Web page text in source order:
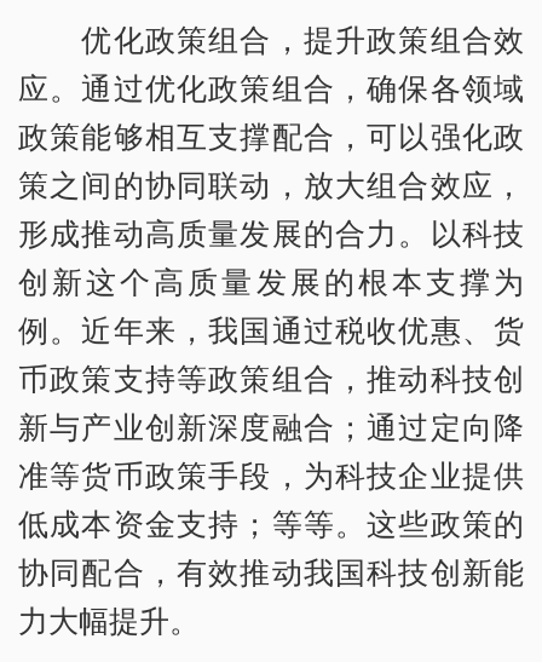
优化政策组合，提升政策组合效
应。通过优化政策组合，确保各领域
政策能够相互支撑配合，可以强化政
策之间的协同联动，放大组合效应，
形成推动高质量发展的合力。以科技
创新这个高质量发展的根本支撑为
例。近年来，我国通过税收优惠、货
币政策支持等政策组合，推动科技创
新与产业创新深度融合；通过定向降
准等货币政策手段，为科技企业提供
低成本资金支持；等等。这些政策的
协同配合，有效推动我国科技创新能
力大幅提升。